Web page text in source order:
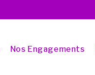
Nos Engagements